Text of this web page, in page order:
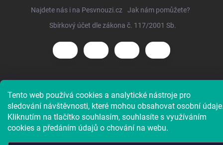
Tento web používá cookies a analytické nástroje pro
sledování návštěvnosti, které mohou obsahovat osobní
Kliknutím na tlačítko souhlasím, souhlasíte s využíváním
cookies a předáním údajů o chování na webu.
Najdete nás i na Pesvnouzi.cz
Jak nám pomůžete?
Sbírkový účet dle zákona č. 117/2001 Sb.